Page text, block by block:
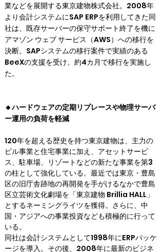
業などを展開する東京建物株式会社。2008年
より会計システムにSAP ERPを利用してきた同
社は、既存サーバーの保守サポート終了を機に
アマゾン ウェブ サービス（AWS）への移行を
決断。SAPシステムの移行案件で実績のある
BeeXの支援を受け、約4カ月で移行を実施し
た。
🔸ハードウェアの定期リプレースや物理サーバ
ー運用の負荷を軽減
120年を超える歴史を持つ東京建物は、主力の
ビル事業と住宅事業に加え、アセットサービ
ス、駐車場、リゾートなどの新たな事業を第3
の柱として強化している。最近では東京・豊島
区の旧庁舎跡地の再開発を手がけるなかで豊島
区立芸術文化劇場を「東京建物 Brillia HALL」
とするネーミングライツを獲得。さらに、中
国・アジアへの事業投資なども積極的に行って
いる。
同社は会計システムとして1998年にERPパッケ
ージを導入。その後、2008年に最新のビジネ